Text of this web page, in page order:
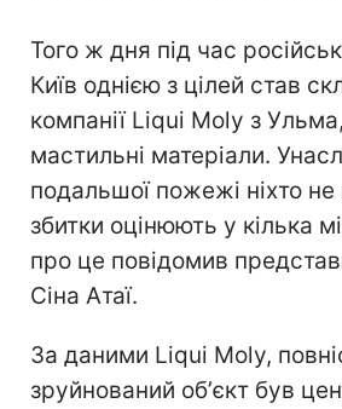
Того ж дня під час
Київ однією з цілей став
компанії Liqui Moly з
мастильні матеріали.
подальшої пожежі ніхто
збитки оцінюють у кілька
про це повідомив
Сіна Атаї.
За даними Liqui Moly,
зруйнований обʼєкт був